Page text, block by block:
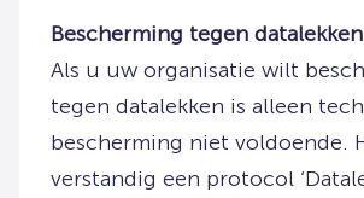
Bescherming tegen datalekken
Als u uw organisatie wilt
tegen datalekken is alleen
bescherming niet voldoende.
verstandig een protocol